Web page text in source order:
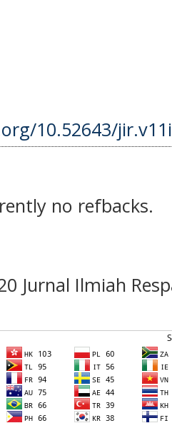
10.52643/
no refbacks.
Jurnal Ilmiah